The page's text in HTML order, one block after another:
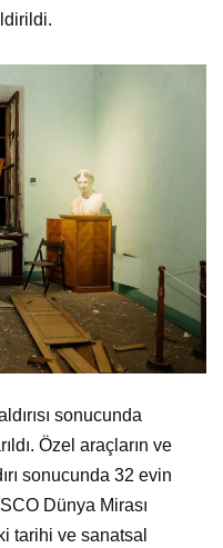
sonucunda
Özel araçların ve
sonucunda 32 evin
Dünya Mirası
tarihi ve sanatsal